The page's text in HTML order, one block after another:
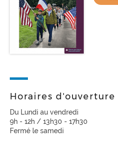
Horaires d'ouverture
Du Lundi au vendredi
9h - 12h / 13h30 - 17h30
Fermé le samedi